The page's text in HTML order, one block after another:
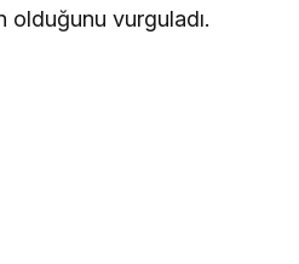
olduğunu vurguladı.